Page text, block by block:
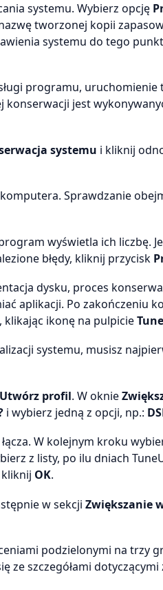
systemu. Wybierz opcję
tworzonej kopii
systemu do tego
programu,
konserwacji jest
systemu i kliknij
Sprawdzanie
wyświetla ich liczbę.
błędy, kliknij przycisk
dysku, proces
aplikacji. Po zakończeniu
ikonę na pulpicie
systemu, musisz
Utwórz profil. W oknie
i wybierz jedną z opcji, np.:
W kolejnym kroku
z listy, po ilu dniach
OK.
w sekcji Zwiększanie
podzielonymi na trzy
ze szczegółami